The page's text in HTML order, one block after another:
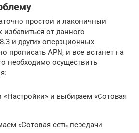
простой и лаконичный
избавиться от данного
и других операционных
прописать APN, и все встанет на
необходимо осуществить
«Настройки» и выбираем «Сотовая
«Сотовая сеть передачи